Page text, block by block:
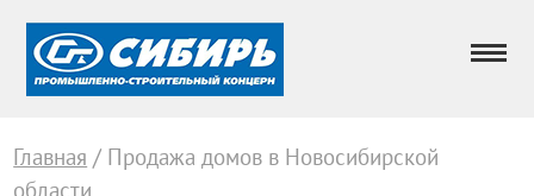
Главная / Продажа домов в Новосибирской